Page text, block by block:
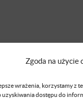
Zgoda na użycie
wrażenia, korzystamy z
dostępu do
z Serbii.